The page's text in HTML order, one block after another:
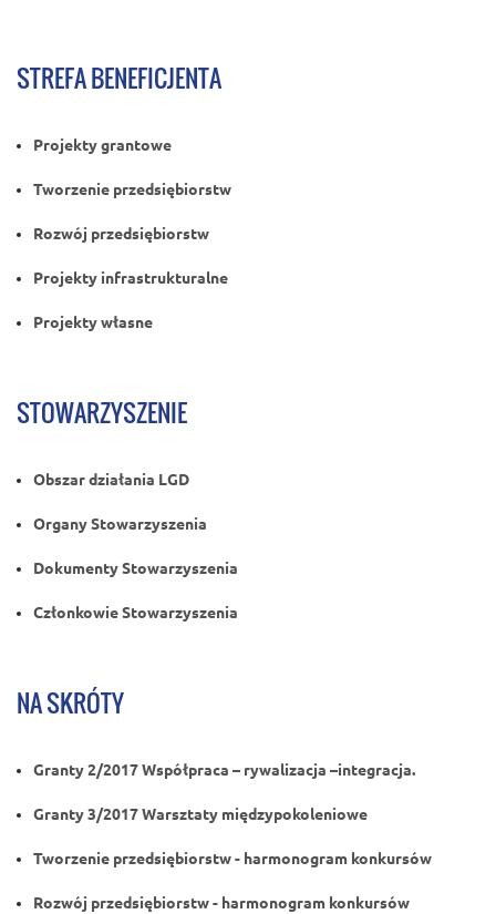
STREFA BENEFICJENTA
Projekty grantowe
Tworzenie przedsiębiorstw
Rozwój przedsiębiorstw
Projekty infrastrukturalne
Projekty własne
STOWARZYSZENIE
Obszar działania LGD
Organy Stowarzyszenia
Dokumenty Stowarzyszenia
Członkowie Stowarzyszenia
NA SKRÓTY
Granty 2/2017 Współpraca – rywalizacja –integracja.
Granty 3/2017 Warsztaty międzypokoleniowe
Tworzenie przedsiębiorstw - harmonogram konkursów
Rozwój przedsiębiorstw - harmonogram konkursów